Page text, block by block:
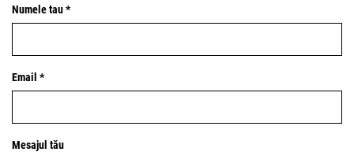
Numele tau *
Email *
Mesajul tău